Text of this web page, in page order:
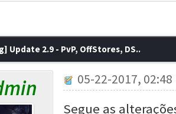
Update 2.9 - PvP, OffStores, DS..
05-22-2017, 02:48
Segue as